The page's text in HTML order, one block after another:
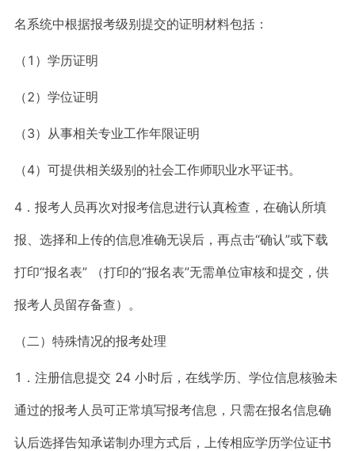
名系统中根据报考级别提交的证明材料包括：
（1）学历证明
（2）学位证明
（3）从事相关专业工作年限证明
（4）可提供相关级别的社会工作师职业水平证书。
4．报考人员再次对报考信息进行认真检查，在确认所填
报、选择和上传的信息准确无误后，再点击“确认”或下载
打印“报名表” （打印的“报名表”无需单位审核和提交，供
报考人员留存备查）。
（二）特殊情况的报考处理
1．注册信息提交 24 小时后，在线学历、学位信息核验未
通过的报考人员可正常填写报考信息，只需在报名信息确
认后选择告知承诺制办理方式后，上传相应学历学位证书